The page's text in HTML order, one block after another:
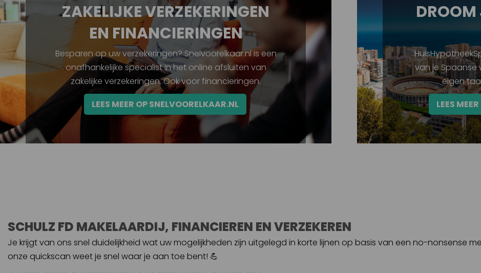
ZAKELIJKE VERZEKERINGEN
EN FINANCIERINGEN
Besparen op uw verzekeringen? Snelvoorelkaar.nl is een
onafhankelijke specialist in het online afsluiten van
zakelijke verzekeringen. Ook voor financieringen.
LEES MEER OP SNELVOORELKAAR.NL
DROOM
van je Spaanse
eigen
LEES
SCHULZ FD MAKELAARDIJ, FINANCIEREN EN VERZEKEREN
Je krijgt van ons snel duidelijkheid wat uw mogelijkheden zijn uitgelegd in korte lijnen op basis van een no-nonsense
onze quickscan weet je snel waar je aan toe bent! 💪